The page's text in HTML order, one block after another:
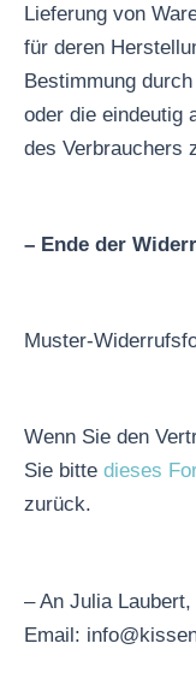
Lieferung von
für deren
Bestimmung
oder die eindeutig
des Verbrauchers
– Ende der
Muster-
Wenn Sie den
Sie bitte dieses
zurück.
– An Julia
Email: